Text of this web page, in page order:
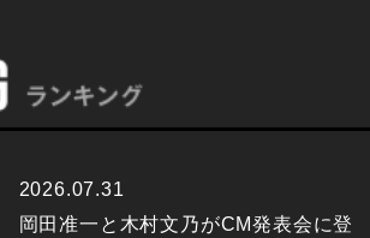
2026.07.31
岡田准一と木村文乃がCM発表会に登